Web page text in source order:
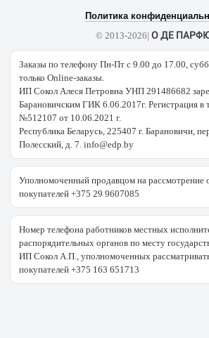
Политика
© 2013-2026| О ДЕ
Заказы по телефону Пн-Пт с 9.00 до 17.00,
только Online-заказы.
ИП Сокол Алеся Петровна УНП 291486682
Барановичским ГИК 6.06.2017г. Регистрация в
№512107 от 10.06.2021 г.
Республика Беларусь, 225407 г. Барановичи,
Полесский, д. 7. info@edp.by
Уполномоченный продавцом на рассмотрение
покупателей +375 29 9607085
Номер телефона работников местных
распорядительных органов по месту
ИП Сокол А.П., уполномоченных
покупателей +375 163 651713